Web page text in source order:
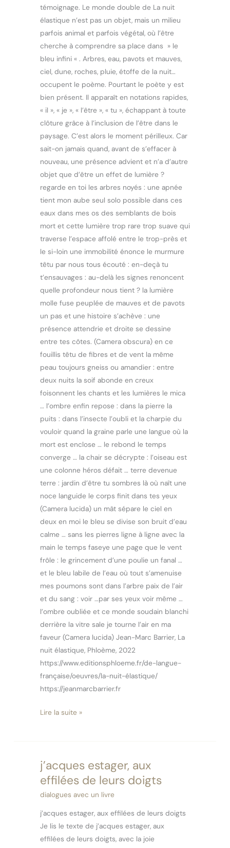
témoignage. Le monde double de La nuit
élastique n’est pas un objet, mais un milieu
parfois animal et parfois végétal, où l’être
cherche à comprendre sa place dans » le
bleu infini « . Arbres, eau, pavots et mauves,
ciel, dune, roches, pluie, étoffe de la nuit…
occupent le poème. Pourtant le poète y est
bien présent. Il apparaît en notations rapides,
« il », « je », « l’être », « tu », échappant à toute
clôture grâce à l’inclusion de l’être dans le
paysage. C’est alors le moment périlleux. Car
sait-on jamais quand, avant de s’effacer à
nouveau, une présence advient et n’a d’autre
objet que d’être un effet de lumière ?
regarde en toi les arbres noyés : une apnée
tient mon aube seul solo possible dans ces
eaux dans mes os des semblants de bois
mort et cette lumière trop rare trop suave qui
traverse l’espace affolé entre le trop-près et
le si-loin une immobilité énonce le murmure
têtu par nous tous écouté : en-deçà tu
t’ensauvages : au-delà les signes renoncent
quelle profondeur nous tient ? la lumière
molle fuse peuplée de mauves et de pavots
un pas et une histoire s’achève : une
présence attendrie et droite se dessine
entre tes côtes. (Camera obscura) en ce
fouillis têtu de fibres et de vent la même
peau toujours gneiss ou amandier : entre
deux nuits la soif abonde en creux
foisonnent les chants et les lumières le mica
… l’ombre enfin repose : dans la pierre la
puits : dans l’insecte l’oubli et la charpie du
vouloir quand la graine parle une langue où la
mort est enclose … le rebond le temps
converge … la chair se décrypte : l’oiseau est
une colonne héros défait … terre devenue
terre : jardin d’être tu sombres là où naît une
noce languide le corps finit dans tes yeux
(Camera lucida) un mât sépare le ciel en
deux en moi le bleu se divise son bruit d’eau
calme … sans les pierres ligne à ligne avec la
main le temps faseye une page que le vent
frôle : le grincement d’une poulie un fanal …
et le bleu labile de l’eau où tout s’amenuise
mes poumons sont dans l’arbre paix de l’air
et du sang : voir …par ses yeux voir même …
l’ombre oubliée et ce monde soudain blanchi
derrière la vitre sale je tourne l’air en ma
faveur (Camera lucida) Jean-Marc Barrier, La
nuit élastique, Phloème, 2022
https://www.editionsphloeme.fr/de-langue-
française/oeuvres/la-nuit-élastique/
https://jeanmarcbarrier.fr
Lire la suite »
j’acques estager, aux
effilées de leurs doigts
dialogues avec un livre
j’acques estager, aux effilées de leurs doigts
Je lis le texte de j’acques estager, aux
effilées de leurs doigts, avec la joie
j’acques
estager,
de
leurs
doigts